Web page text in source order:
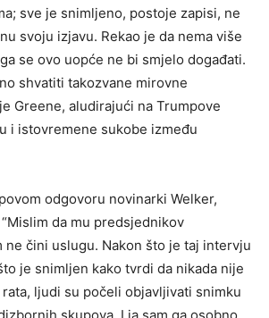
sve je snimljeno, postoje zapisi, ne
svoju izjavu. Rekao je da nema više
se ovo uopće ne bi smjelo događati.
shvatiti takozvane mirovne
Greene, aludirajući na Trumpove
i istovremene sukobe između
odgovoru novinarki Welker,
da mu predsjednikov
ne čini uslugu. Nakon što je taj intervju
je snimljen kako tvrdi da nikada nije
ljudi su počeli objavljivati snimku